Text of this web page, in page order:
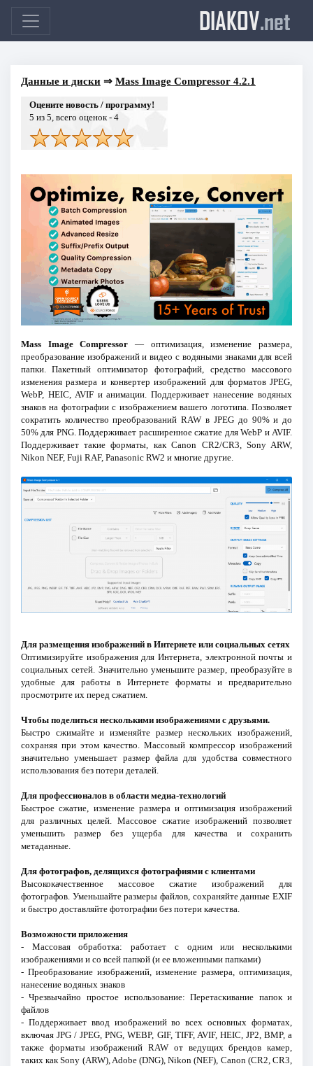
DIAKOV.net
Данные и диски⇒ Mass Image Compressor 4.2.1
Оцените новость / программу!
5 из 5, всего оценок - 4
Mass Image Compressor — оптимизация, изменение размера,
преобразование изображений и видео с водяными знаками для всей
папки. Пакетный оптимизатор фотографий, средство массового
изменения размера и конвертер изображений для форматов JPEG,
WebP, HEIC, AVIF и анимации. Поддерживает нанесение водяных
знаков на фотографии с изображением вашего логотипа. Позволяет
сократить количество преобразований RAW в JPEG до 90% и до
50% для PNG. Поддерживает расширенное сжатие для WebP и AVIF.
Поддерживает такие форматы, как Canon CR2/CR3, Sony ARW,
Nikon NEF, Fuji RAF, Panasonic RW2 и многие другие.
Для размещения изображений в Интернете или социальных сетях
Оптимизируйте изображения для Интернета, электронной почты и
социальных сетей. Значительно уменьшите размер, преобразуйте в
удобные для работы в Интернете форматы и предварительно
просмотрите их перед сжатием.
Чтобы поделиться несколькими изображениями с друзьями.
Быстро сжимайте и изменяйте размер нескольких изображений,
сохраняя при этом качество. Массовый компрессор изображений
значительно уменьшает размер файла для удобства совместного
использования без потери деталей.
Для профессионалов в области медиа-технологий
Быстрое сжатие, изменение размера и оптимизация изображений
для различных целей. Массовое сжатие изображений позволяет
уменьшить размер без ущерба для качества и сохранить
метаданные.
Для фотографов, делящихся фотографиями с клиентами
Высококачественное массовое сжатие изображений для
фотографов. Уменьшайте размеры файлов, сохраняйте данные EXIF
и быстро доставляйте фотографии без потери качества.
Возможности приложения
- Массовая обработка: работает с одним или несколькими
изображениями и со всей папкой (и ее вложенными папками)
- Преобразование изображений, изменение размера, оптимизация,
нанесение водяных знаков
- Чрезвычайно простое использование: Перетаскивание папок и
файлов
- Поддерживает ввод изображений во всех основных форматах,
включая JPG / JPEG, PNG, WEBP, GIF, TIFF, AVIF, HEIC, JP2, BMP, а
также форматы изображений RAW от ведущих брендов камер,
таких как Sony (ARW), Adobe (DNG), Nikon (NEF), Canon (CR2, CR3,